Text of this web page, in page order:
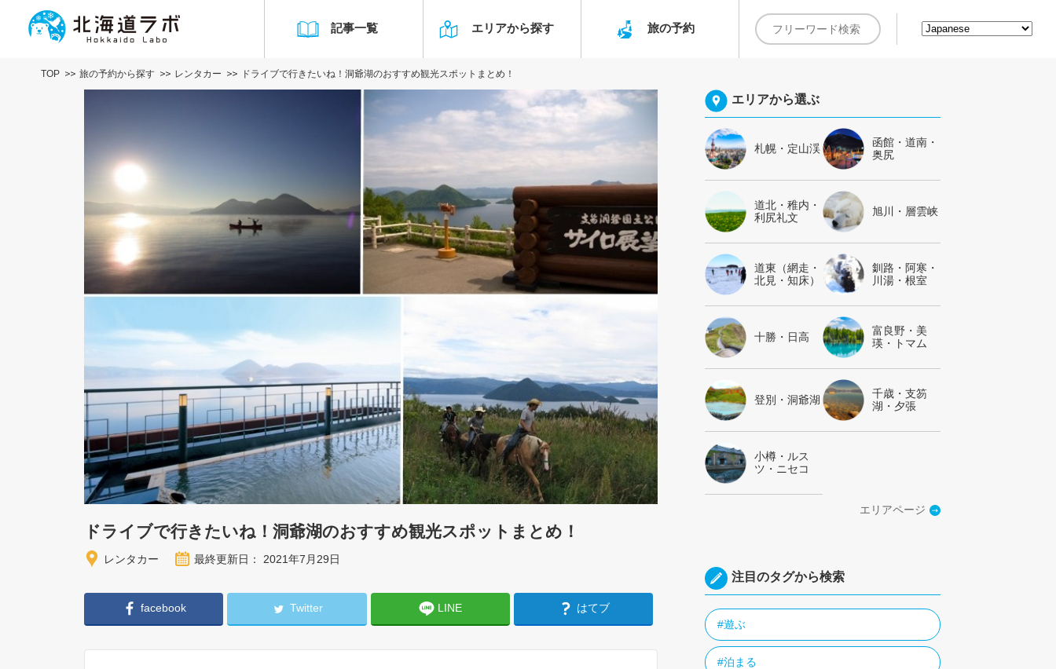
記事一覧 エリアから探す 旅の予約
TOP 旅の予約から探す レンタカー ドライブで行きたいね！洞爺湖のおすすめ観光スポットまとめ！
ドライブで行きたいね！洞爺湖のおすすめ観光スポットまとめ！
レンタカー 最終更新日： 2021年7月29日
facebook Twitter LINE はてブ
エリアから選ぶ
札幌・定山渓
函館・道南・
奥尻
道北・稚内・
利尻礼文
旭川・層雲峡
道東（網走・
北見・知床）
釧路・阿寒・
川湯・根室
十勝・日高
富良野・美
瑛・トマム
登別・洞爺湖
千歳・支笏
湖・夕張
小樽・ルス
ツ・ニセコ
エリアページ
注目のタグから検索
#遊ぶ
#泊まる